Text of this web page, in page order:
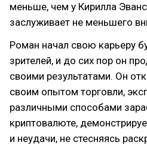
меньше, чем у Кирилла
заслуживает не меньшего
Роман начал свою карьеру
зрителей, и до сих пор он
своими результатами. Он
своим опытом торговли,
различными способами
криптовалюте,
и неудачи, не стесняясь